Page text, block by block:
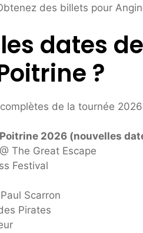
des billets pour
dates
?
de la tournée
2026 (nouvelles
The Great Escape
Festival
Scarron
Pirates